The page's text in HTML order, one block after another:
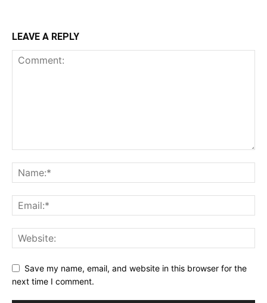
LEAVE A REPLY
Save my name, email, and website in this browser for the
next time I comment.